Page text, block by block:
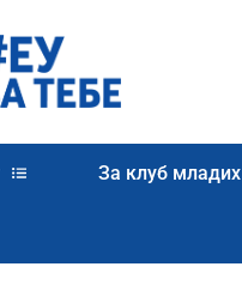
За клуб младих